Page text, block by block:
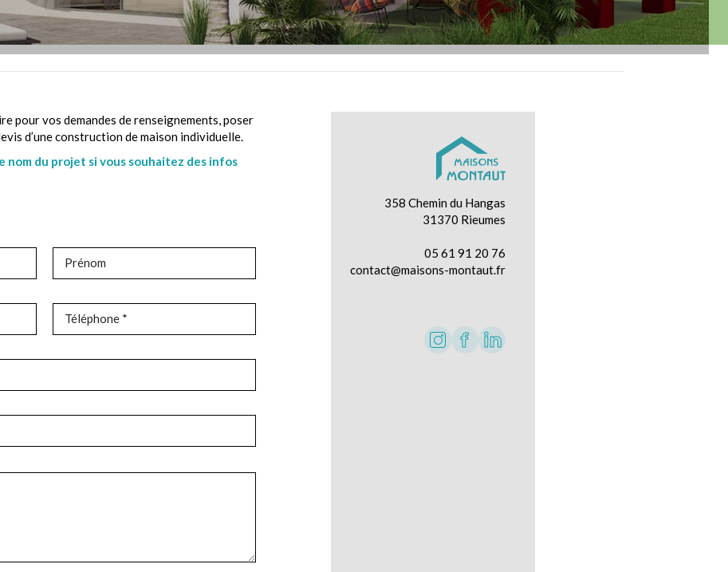
pour vos demandes de renseignements, poser
d’une construction de maison individuelle.
nom du projet si vous souhaitez des infos
Prénom
Téléphone *
358 Chemin du Hangas
31370 Rieumes
05 61 91 20 76
contact@maisons-montaut.fr